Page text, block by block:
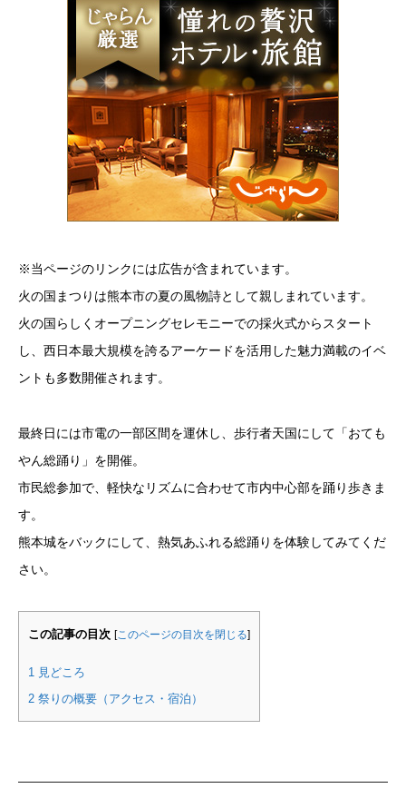
※当ページのリンクには広告が含まれています。
火の国まつりは熊本市の夏の風物詩として親しまれています。
火の国らしくオープニングセレモニーでの採火式からスタート
し、西日本最大規模を誇るアーケードを活用した魅力満載のイベ
ントも多数開催されます。
最終日には市電の一部区間を運休し、歩行者天国にして「おても
やん総踊り」を開催。
市民総参加で、軽快なリズムに合わせて市内中心部を踊り歩きま
す。
熊本城をバックにして、熱気あふれる総踊りを体験してみてくだ
さい。
この記事の目次 [このページの目次を閉じる]
1 見どころ
2 祭りの概要（アクセス・宿泊）